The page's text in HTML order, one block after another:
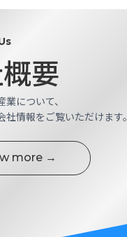
要
について、
社情報をご覧いただけます。
more →